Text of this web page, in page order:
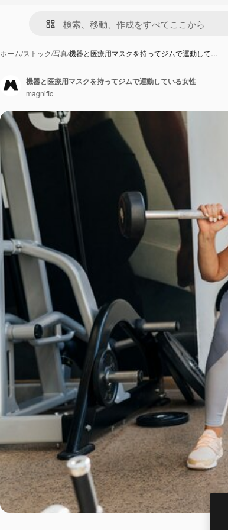
ホーム/ストック/写真/機器と医療用マスクを持ってジムで運動して…
機器と医療用マスクを持ってジムで運動している女性
magnific